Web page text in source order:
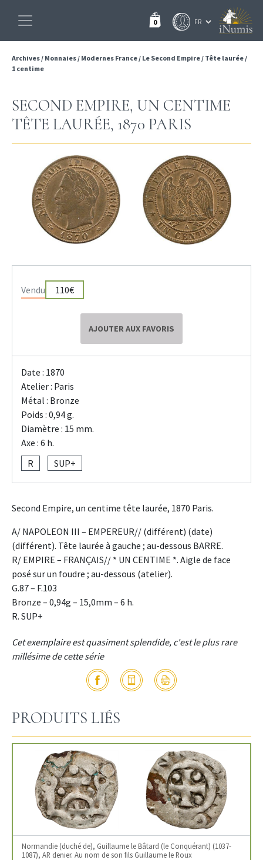
0
Archives/ Monnaies/ Modernes France/ Le Second Empire/ Tête laurée/
1 centime
SECOND EMPIRE, UN CENTIME
TÊTE LAURÉE, 1870 PARIS
Vendu 110€
AJOUTER AUX FAVORIS
Date : 1870
Atelier : Paris
Métal : Bronze
Poids : 0,94 g.
Diamètre : 15 mm.
Axe : 6 h.
R
SUP+
Second Empire, un centime tête laurée, 1870 Paris.
A/ NAPOLEON III – EMPEREUR// (différent) (date)
(différent). Tête laurée à gauche ; au-dessous BARRE.
R/ EMPIRE – FRANÇAIS// * UN CENTIME *. Aigle de face
posé sur un foudre ; au-dessous (atelier).
G.87 – F.103
Bronze – 0,94g – 15,0mm – 6 h.
R. SUP+
Cet exemplaire est quasiment splendide, c'est le plus rare
millésime de cette série
PRODUITS LIÉS
Normandie (duché de), Guillaume le Bâtard (le Conquérant) (1037-
1087), AR denier. Au nom de son fils Guillaume le Roux